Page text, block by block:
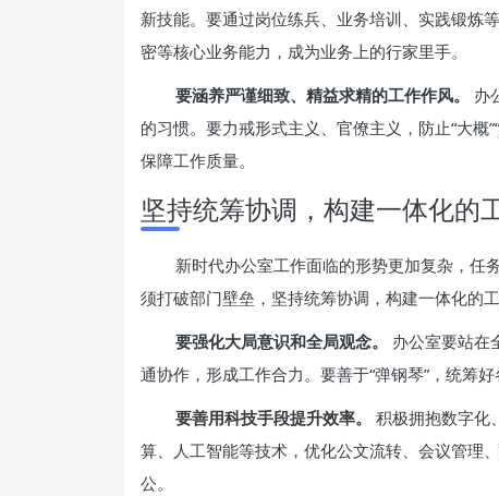
新技能。要通过岗位练兵、业务培训、实践锻炼
密等核心业务能力，成为业务上的行家里手。
要涵养严谨细致、精益求精的工作作风。
办
的习惯。要力戒形式主义、官僚主义，防止“大概
保障工作质量。
坚持统筹协调，构建一体化的
新时代办公室工作面临的形势更加复杂，任
须打破部门壁垒，坚持统筹协调，构建一体化的工
要强化大局意识和全局观念。
办公室要站在
通协作，形成工作合力。要善于“弹钢琴”，统筹
要善用科技手段提升效率。
积极拥抱数字化
算、人工智能等技术，优化公文流转、会议管理
公。